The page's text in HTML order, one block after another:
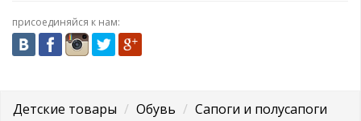
присоединяйся к нам:
Детские товары Обувь
Сапоги и полусапоги